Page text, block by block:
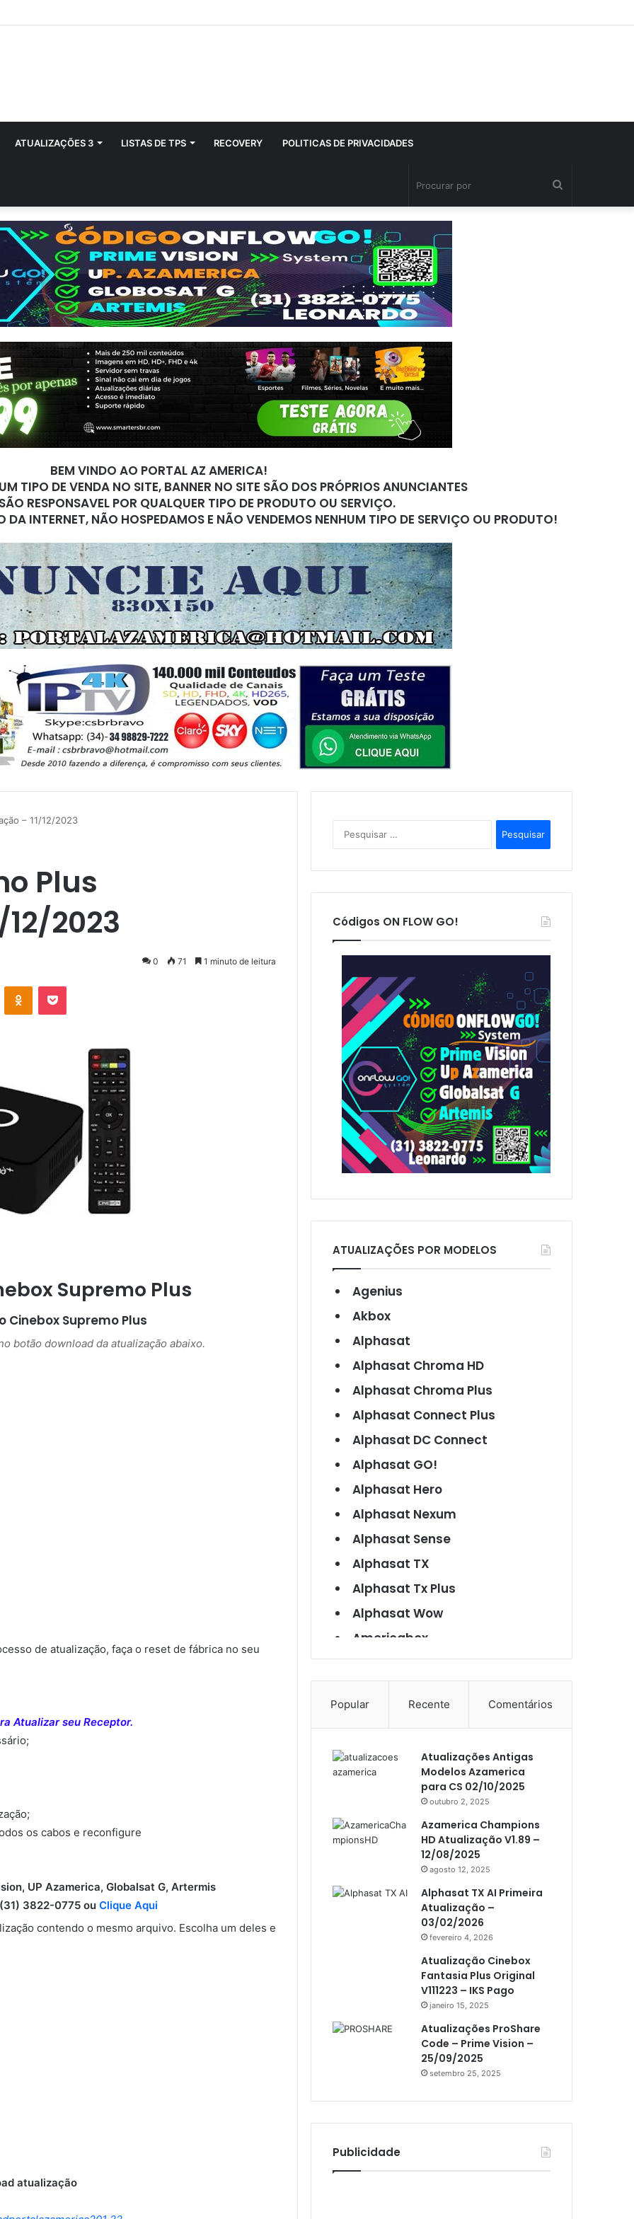
ATUALIZAÇÕES 3 LISTAS DE TPS RECOVERY POLITICAS DE PRIVACIDADES
BEM VINDO AO PORTAL AZ AMERICA!
TIPO DE VENDA NO SITE, BANNER NO SITE SÃO DOS PRÓPRIOS ANUNCIANTES
RESPONSAVEL POR QUALQUER TIPO DE PRODUTO OU SERVIÇO.
DA INTERNET, NÃO HOSPEDAMOS E NÃO VENDEMOS NENHUM TIPO DE SERVIÇO OU PRODUTO!
– 11/12/2023
Plus
2023
0 71 1 minuto de leitura
Supremo Plus
Cinebox Supremo Plus
botão download da atualização abaixo.
de atualização, faça o reset de fábrica no seu
Atualizar seu Receptor.
os cabos e reconfigure
UP Azamerica, Globalsat G, Artermis
3822-0775 ou Clique Aqui
contendo o mesmo arquivo. Escolha um deles e
atualização
q
r
Códigos ON FLOW GO!
ATUALIZAÇÕES POR MODELOS
Agenius
Akbox
Alphasat
Alphasat Chroma HD
Alphasat Chroma Plus
Alphasat Connect Plus
Alphasat DC Connect
Alphasat GO!
Alphasat Hero
Alphasat Nexum
Alphasat Sense
Alphasat TX
Alphasat Tx Plus
Alphasat Wow
Americabox
Americabox S101
Americabox S105 Plus
Americabox S205 Plus
Americabox S305 Plus
Atacado Games
Athomics Eon
Athomics i3
Athomics i3 Bold
Athomics Inspire Qi
Athomics inspire Qi Compact
Athomics Inspire Qi Lite
Athomics S3
Athomics T3
ATV
Popular Recente Comentários
Atualizações Antigas
Modelos Azamerica
para CS 02/10/2025
outubro 2, 2025
Azamerica Champions
HD Atualização V1.89 –
12/08/2025
agosto 12, 2025
Alphasat TX AI Primeira
Atualização –
03/02/2026
fevereiro 4, 2026
Atualização Cinebox
Fantasia Plus Original
V111223 – IKS Pago
janeiro 15, 2025
Atualizações ProShare
Code – Prime Vision –
25/09/2025
setembro 25, 2025
Publicidade